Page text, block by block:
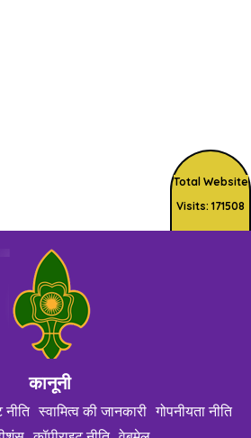
Total Website
Visits: 171508
कानूनी
नीति स्वामित्व की जानकारी गोपनीयता नीति